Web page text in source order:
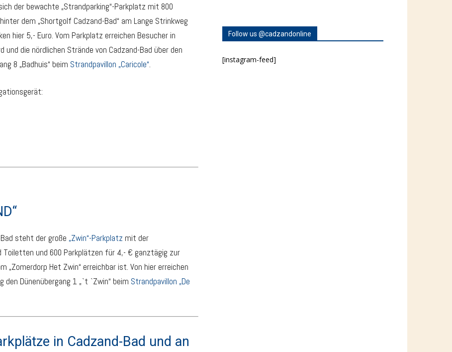
der bewachte „Strandparking“-Parkplatz mit 800
dem „Shortgolf Cadzand-Bad“ am Lange Strinkweg
hier 5,- Euro. Vom Parkplatz erreichen Besucher in
und die nördlichen Strände von Cadzand-Bad über den
8 „Badhuis“ beim Strandpavillon „Caricole“.
steht der große „Zwin“-Parkplatz mit der
Toiletten und 600 Parkplätzen für 4,- € ganztägig zur
„Zomerdorp Het Zwin“ erreichbar ist. Von hier erreichen
Dünenübergang 1 „`t `Zwin“ beim Strandpavillon „De
in Cadzand-Bad und an
Follow us @cadzandonline
[instagram-feed]